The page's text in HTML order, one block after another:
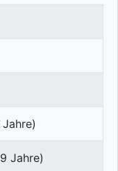
Jahre)